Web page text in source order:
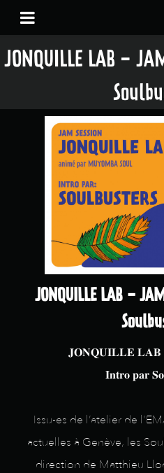
JONQUILLE LAB -
JONQUILLE LAB -
𝐉𝐎𝐍𝐐𝐔𝐈𝐋𝐋𝐄 𝐋𝐀𝐁
𝐈𝐧𝐭𝐫𝐨 𝐩𝐚𝐫
Issu-es de l’atelier de
actuelles à Genève, les
direction de Matthieu